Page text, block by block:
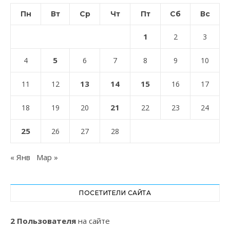
Пн Вт Ср Чт Пт Сб Вс
1 2 3
4 5 6 7 8 9 10
11 12 13 14 15 16 17
18 19 20 21 22 23 24
25 26 27 28
« Янв Мар »
ПОСЕТИТЕЛИ САЙТА
2 Пользователя на сайте